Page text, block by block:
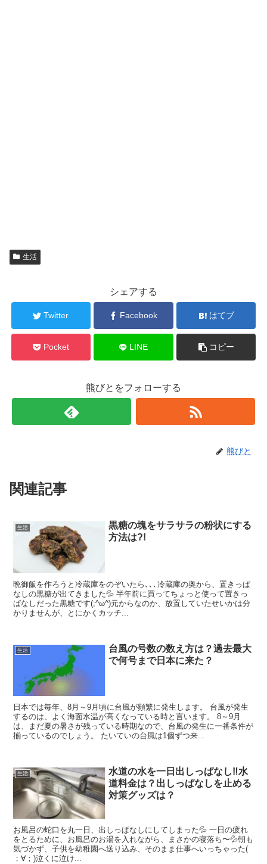
生活
シェアする
Twitter Facebook はてブ
Pocket LINE コピー
熊びとをフォローする
熊びと
関連記事
生活
黒糖の塊をサラサラの粉状にする
方法は?!
晩御飯を作ろうと冷蔵庫をのぞいたら､､､冷蔵庫の奥から、置きっぱ
なしの黒糖が出てきました💦 半年前に買ってちょっと使って置きっ
ぱなしだった黒糖です(;^ω^)元からなのか、放置していたせいかは分
かりませんが、とにかくカッチ...
生活
台風の号数の数え方は？過去最大
で何号まで日本に来た？
日本では毎年、8月～9月頃に台風が頻繁に発生します。 台風が発生
するのは、よく海面水温が高くなっている時と言います。 8～9月
は、まだ夏の暑さが残っている時期なので、台風の発生に一番条件が
揃っているのでしょう。 たいていの台風は1個ずつ来...
生活
水道の水を一日出しっぱなし‼水
道料金は？出しっぱなしを止める
対策グッズは？
お風呂の蛇口を丸一日、出しっぱなしにしてしまった💦 一日の疲れ
をとるために、お風呂のお湯を入れながら、まさかの寝落ち〜💦朝も
気づかず、子供を幼稚園へ送り込み、そのまま仕事へいっちゃった(
；∀；)泣くに泣け...